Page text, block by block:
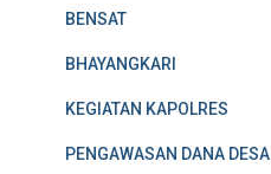
BENSAT
BHAYANGKARI
KEGIATAN KAPOLRES
PENGAWASAN DANA DESA